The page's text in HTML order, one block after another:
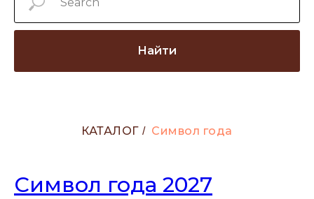
Найти
КАТАЛОГ / Символ года
Символ года 2027